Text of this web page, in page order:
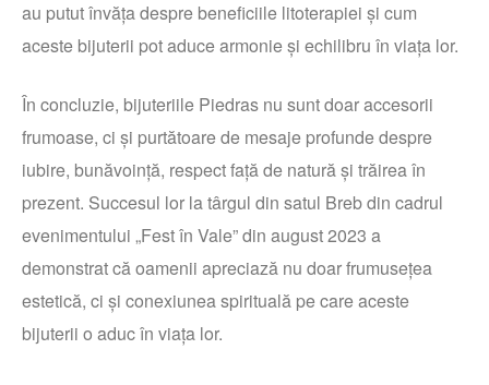
au putut învăța despre beneficiile litoterapiei și cum
aceste bijuterii pot aduce armonie și echilibru în viața lor.
În concluzie, bijuteriile Piedras nu sunt doar accesorii
frumoase, ci și purtătoare de mesaje profunde despre
iubire, bunăvoință, respect față de natură și trăirea în
prezent. Succesul lor la târgul din satul Breb din cadrul
evenimentului „Fest în Vale” din august 2023 a
demonstrat că oamenii apreciază nu doar frumusețea
estetică, ci și conexiunea spirituală pe care aceste
bijuterii o aduc în viața lor.